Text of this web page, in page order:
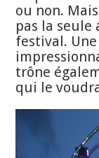
ou non.
pas la
festival.
trône
qui le